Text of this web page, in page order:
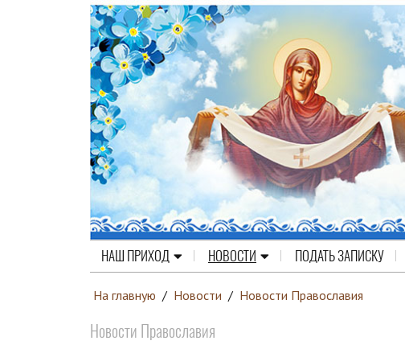
НАШ ПРИХОД НОВОСТИ ПОДАТЬ ЗАПИСКУ
На главную / Новости / Новости Православия
Новости Православия